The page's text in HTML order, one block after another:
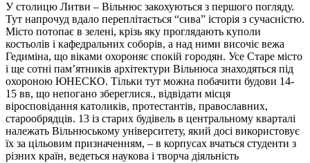
У столицю Литви – Вільнюс закохуються з першого погляду.
Тут напрочуд вдало переплітається “сива” історія з сучасністю.
Місто потопає в зелені, крізь яку проглядають куполи
костьолів і кафедральних соборів, а над ними височіє вежа
Гедиміна, що віками охороняє спокій городян. Усе Старе місто
і ще сотні пам’ятників архітектури Вільнюса знаходяться під
охороною ЮНЕСКО. Тільки тут можна побачити будови 14-
15 вв, що непогано збереглися., відвідати місця
віросповідання католиків, протестантів, православних,
старообрядців. 13 із старих будівель в центральному кварталі
належать Вільнюському університету, який досі використовує
їх за цільовим призначенням, – в корпусах вчаться студенти з
різних країн, ведеться наукова і творча діяльність